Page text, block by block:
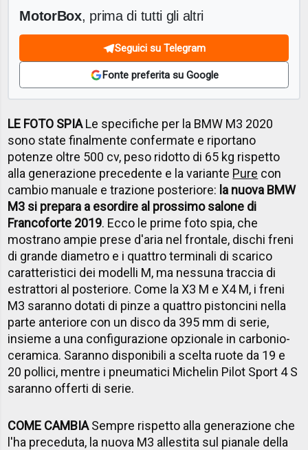
MotorBox, prima di tutti gli altri
Seguici su Telegram
Fonte preferita su Google
LE FOTO SPIALe specifiche per la BMW M3 2020
sono state finalmente confermate e riportano
potenze oltre 500 cv, peso ridotto di 65 kg rispetto
alla generazione precedente e la variante Pure con
cambio manuale e trazione posteriore: la nuova BMW
M3 si prepara a esordire al prossimo salone di
Francoforte 2019. Ecco le prime foto spia, che
mostrano ampie prese d'aria nel frontale, dischi freni
di grande diametro e i quattro terminali di scarico
caratteristici dei modelli M, ma nessuna traccia di
estrattori al posteriore. Come la X3 M e X4 M, i freni
M3 saranno dotati di pinze a quattro pistoncini nella
parte anteriore con un disco da 395 mm di serie,
insieme a una configurazione opzionale in carbonio-
ceramica. Saranno disponibili a scelta ruote da 19 e
20 pollici, mentre i pneumatici Michelin Pilot Sport 4 S
saranno offerti di serie.
COME CAMBIASempre rispetto alla generazione che
l'ha preceduta, la nuova M3 allestita sul pianale della